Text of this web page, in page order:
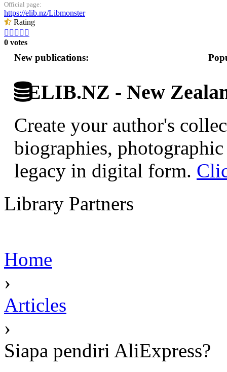
Official page:
https://elib.nz/Libmonster
Rating
    
0 votes
New publications:
ELIB.NZ - New
Create your author's
biographies,
legacy in digital form.
Library Partners
Home
›
Articles
›
Siapa pendiri AliExpress?